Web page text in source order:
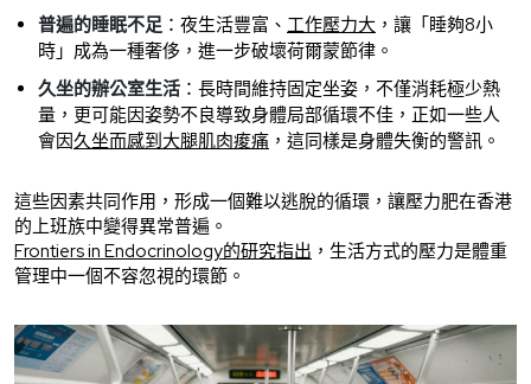
普遍的睡眠不足 ：夜生活豐富、 工作壓力大 ，讓「睡夠8小
時」成為一種奢侈，進一步破壞荷爾蒙節律。
久坐的辦公室生活 ：長時間維持固定坐姿，不僅消耗極少熱
量，更可能因姿勢不良導致身體局部循環不佳，正如一些人
會因久坐而感到大腿肌肉痠痛 ，這同樣是身體失衡的警訊。
這些因素共同作用，形成一個難以逃脫的循環，讓壓力肥在香港
的上班族中變得異常普遍。
Frontiers in Endocrinology的研究指出 ，生活方式的壓力是體重
管理中一個不容忽視的環節。